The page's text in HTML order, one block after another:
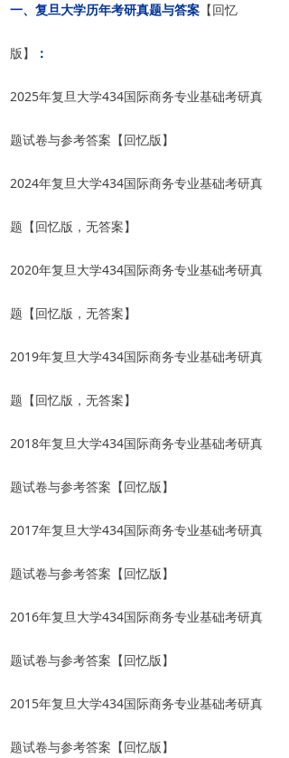
一、 复旦大学历年考研真题与答案 【回忆
版】 ：
2025年复旦大学434国际商务专业基础考研真
题试卷与参考答案【回忆版】
2024年复旦大学434国际商务专业基础考研真
题【回忆版，无答案】
2020年复旦大学434国际商务专业基础考研真
题【回忆版，无答案】
2019年复旦大学434国际商务专业基础考研真
题【回忆版，无答案】
2018年复旦大学434国际商务专业基础考研真
题试卷与参考答案【回忆版】
2017年复旦大学434国际商务专业基础考研真
题试卷与参考答案【回忆版】
2016年复旦大学434国际商务专业基础考研真
题试卷与参考答案【回忆版】
2015年复旦大学434国际商务专业基础考研真
题试卷与参考答案【回忆版】